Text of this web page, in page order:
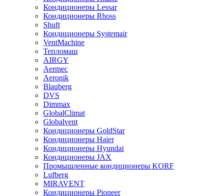
Кондиционеры Lessar
Кондиционеры Rhoss
Shuft
Кондиционеры Systemair
VentMachine
Тепломаш
AIRGY
Aermec
Aeronik
Blauberg
DVS
Dimmax
GlobalClimat
Globalvent
Кондиционеры GoldStar
Кондиционеры Haier
Кондиционеры Hyundai
Кондиционеры JAX
Промышленные кондиционеры KORF
Lufberg
MIRAVENT
Кондиционеры Pioneer